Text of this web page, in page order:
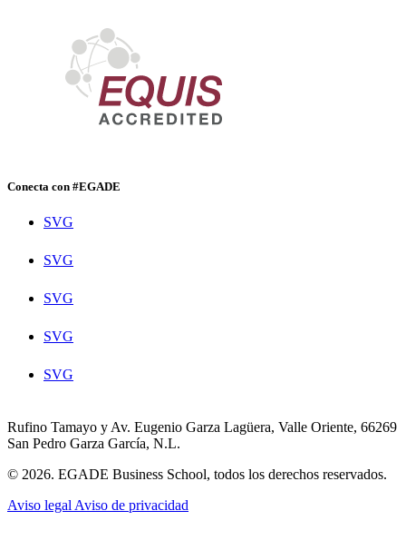
Conecta con #EGADE
SVG
SVG
SVG
SVG
SVG
Rufino Tamayo y Av. Eugenio Garza Lagüera, Valle Oriente, 66269
San Pedro Garza García, N.L.
© 2026. EGADE Business School, todos los derechos reservados.
Aviso legal Aviso de privacidad